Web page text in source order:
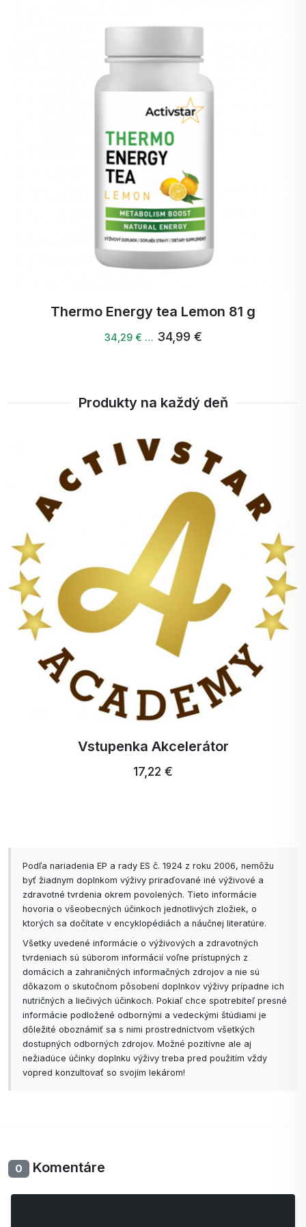
nadúvanie.
Podporuje metabolizmus a
redukciu tuku.
Tartrate, čierny čaj,
L-theanín, Garcinia
CACTINEA®, kofeín.
Thermo energy tea peach 81 g
34,29 € … 34,99 €
Produkty na každý deň
Zubná kefka Profi Ultra Care +
Podľa nariadenia EP a rady ES č. 1924 z roku 2006, nemôžu
byť žiadnym doplnkom výživy priraďované iné výživové a
zdravotné tvrdenia okrem povolených. Tieto informácie
hovoria o všeobecných účinkoch jednotlivých zložiek, o
ktorých sa dočítate v encyklopédiách a náučnej literatúre.
Všetky uvedené informácie o výživových a zdravotných
tvrdeniach sú súborom informácií voľne prístupných z
domácich a zahraničných informačných zdrojov a nie sú
dôkazom o skutočnom pôsobení doplnkov výživy prípadne ich
nutričných a liečivých účinkoch. Pokiaľ chce spotrebiteľ presné
informácie podložené odbornými a vedeckými štúdiami je
dôležité oboznámiť sa s nimi prostredníctvom všetkých
dostupných odborných zdrojov. Možné pozitívne ale aj
nežiadúce účinky doplnku výživy treba pred použitím vždy
vopred konzultovať so svojím lekárom!
0 Komentáre